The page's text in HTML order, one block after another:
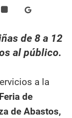
de 8 a 12
al público.
a la
Feria de
de Abastos,